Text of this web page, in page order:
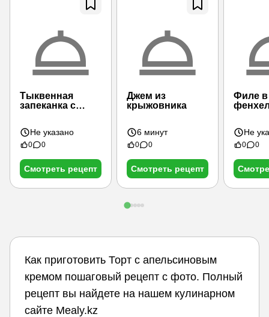
Тыквенная
запеканка с
Не указано
0 0
Смотреть рецепт
Джем из
крыжовника
6 минут
0 0
Смотреть рецепт
Филе в
Не
0 0
Как приготовить Торт с апельсиновым
кремом пошаговый рецепт с фото. Полный
рецепт вы найдете на нашем кулинарном
сайте Mealy.kz